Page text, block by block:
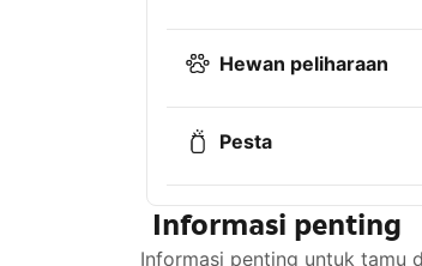
Hewan peliharaan
Pesta
Informasi penting
Informasi penting untuk tamu